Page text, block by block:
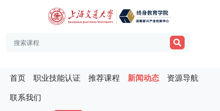
首页 职业技能认证 推荐课程 新闻动态
资源导航
联系我们